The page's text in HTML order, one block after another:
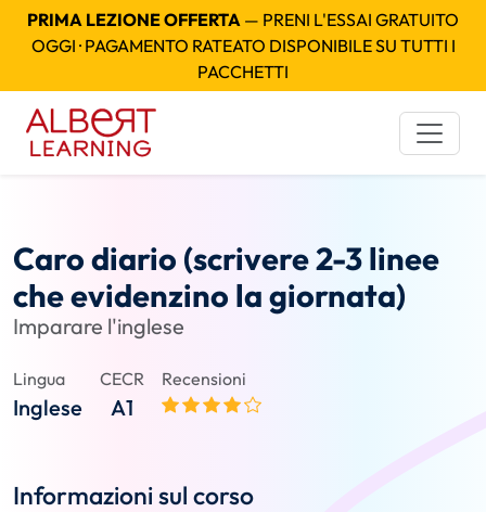
PRIMA LEZIONE OFFERTA — PRENI L'ESSAI GRATUITO
OGGI · PAGAMENTO RATEATO DISPONIBILE SU TUTTI I
PACCHETTI
Caro diario (scrivere 2-3 linee
che evidenzino la giornata)
Imparare l'inglese
Lingua
Inglese
CECR
A1
Recensioni
Informazioni sul corso